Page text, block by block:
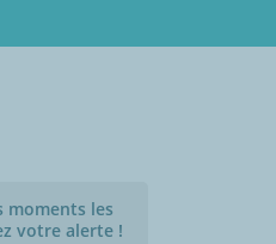
moments les
votre alerte !